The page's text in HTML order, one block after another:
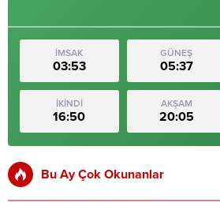
İMSAK
03:53
GÜNEŞ
05:37
İKİNDİ
16:50
AKŞAM
20:05
Bu Ay Çok Okunanlar